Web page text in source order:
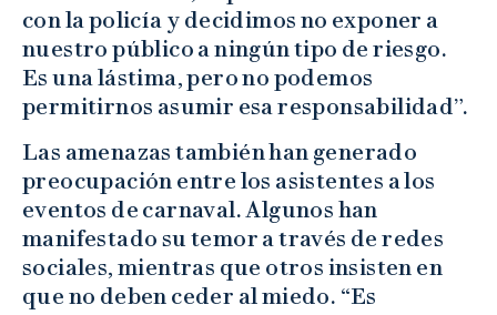
con la policía y decidimos no exponer a
nuestro público a ningún tipo de riesgo.
Es una lástima, pero no podemos
permitirnos asumir esa responsabilidad”.
Las amenazas también han generado
preocupación entre los asistentes a los
eventos de carnaval. Algunos han
manifestado su temor a través de redes
sociales, mientras que otros insisten en
que no deben ceder al miedo. “Es